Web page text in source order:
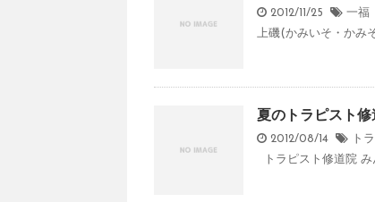
2012/11/25 一福
上磯(かみいそ・かみ
夏のトラピスト修
2012/08/14 ト
トラピスト修道院 み